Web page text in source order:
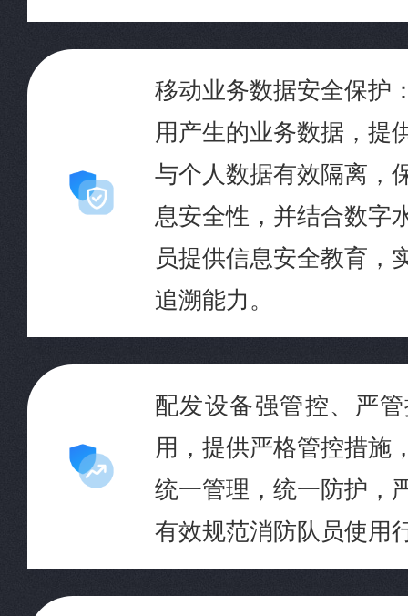
移动业务数据安全保护
用产生的业务数据，提
与个人数据有效隔离，
息安全性，并结合数字
员提供信息安全教育，
追溯能力。
配发设备强管控、严
用，提供严格管控措施
统一管理，统一防护，
有效规范消防队员使用